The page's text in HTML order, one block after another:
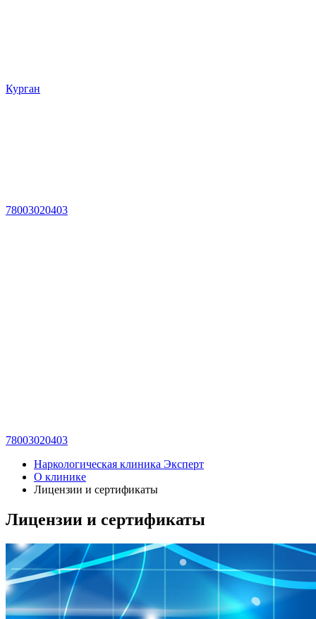
Курган
78003020403
78003020403
Наркологическая клиника Эксперт
О клинике
Лицензии и сертификаты
Лицензии и сертификаты